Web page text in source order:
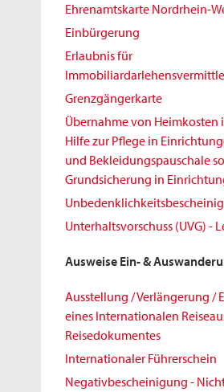
Ehrenamtskarte Nordrhein-
Einbürgerung
Erlaubnis für
Grenzgängerkarte
Übernahme von Heimkosten
Hilfe zur Pflege in
und Bekleidungspauschale
Grundsicherung in
Unterhaltsvorschuss (UVG) -
Ausweise Ein- &
Ausstellung / Verlängerung /
eines Internationalen
Reisedokumentes
Internationaler Führerschein
Negativbescheinigung -